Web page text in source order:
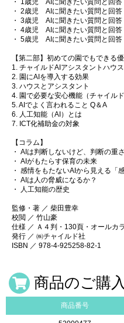
・ 1歳児 AIに聞きたい質問と回答
・ 2歳児 AIに聞きたい質問と回答
・ 3歳児 AIに聞きたい質問と回答
・ 4歳児 AIに聞きたい質問と回答
・ 5歳児 AIに聞きたい質問と回答
【第二部】初めての園でもできる
1. チャイルドAIアシスタントハウ
2. 園にAIを導入する効果
3. ハウスとアシスタント
4. 園で必要な安心機能（チャイル
5. AIでよく言われること Q＆A
6. 人工知能（AI）とは
7. ICT化補助金の対象
【コラム】
・ AIは判断しないけど、判断の重
・ AIがもたらす保育の未来
・ 感情をもたないAIから見える「
・ AIは人の脅威になるか？
・ 人工知能の歴史
監修・著 ／ 柴田豊幸
校閲 ／ 竹山豪
仕様 ／ Ａ４判・130頁・オールカ
発行 ／ ㈱チャイルド社
ISBN ／ 978-4-925258-82-1
商品のご購入
商品番号